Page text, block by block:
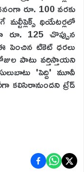
రూ. 100 వరకు
థియేటర్లలో
రూ. 125 చొప్పున
పెంచిన టికెట్ ధరలు
పాటు వర్తిస్తాయని
'పెద్ది' మూవీ
కలిసిరానుందని ట్రేడ్